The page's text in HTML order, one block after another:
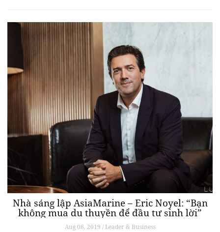
Nhà sáng lập AsiaMarine – Eric Noyel: “Bạn
không mua du thuyền để đầu tư sinh lời”
Aug 08, 2019 / Leader & Business